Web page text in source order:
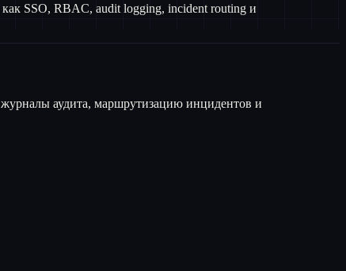
SSO, RBAC, audit logging, incident routing и
аудита, маршрутизацию инцидентов и